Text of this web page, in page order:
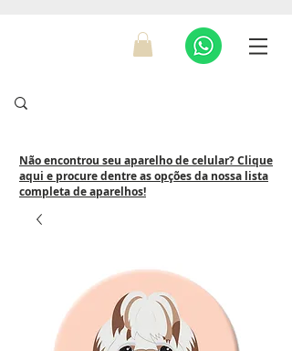
Não encontrou seu aparelho de celular? Clique
aqui e procure dentre as opções da nossa lista
completa de aparelhos!